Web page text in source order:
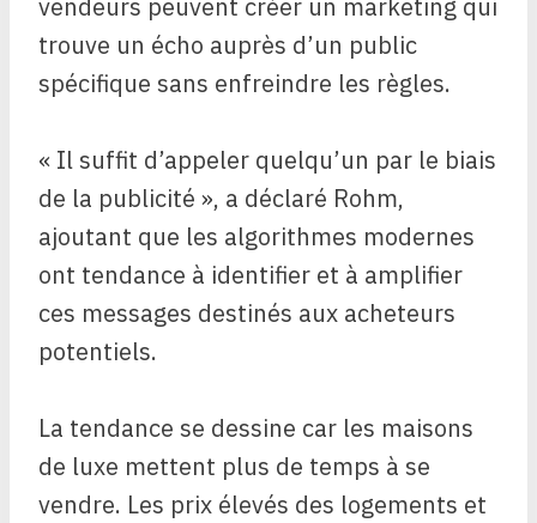
vendeurs peuvent créer un marketing qui
trouve un écho auprès d’un public
spécifique sans enfreindre les règles.
« Il suffit d’appeler quelqu’un par le biais
de la publicité », a déclaré Rohm,
ajoutant que les algorithmes modernes
ont tendance à identifier et à amplifier
ces messages destinés aux acheteurs
potentiels.
La tendance se dessine car les maisons
de luxe mettent plus de temps à se
vendre. Les prix élevés des logements et